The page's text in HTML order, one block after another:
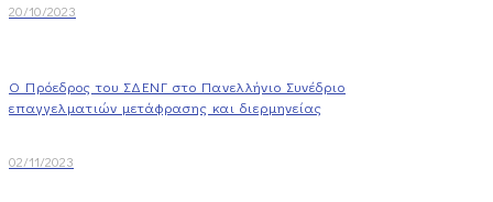
20/10/2023
Ο Πρόεδρος του ΣΔΕΝΓ στο Πανελλήνιο Συνέδριο
επαγγελματιών μετάφρασης και διερμηνείας
02/11/2023